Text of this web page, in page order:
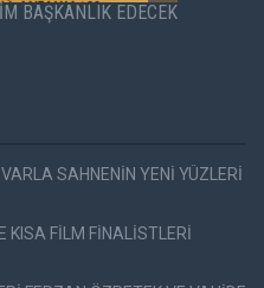
BAŞKANLIK EDECEK
SAHNENİN YENİ YÜZLERİ
KISA FİLM FİNALİSTLERİ